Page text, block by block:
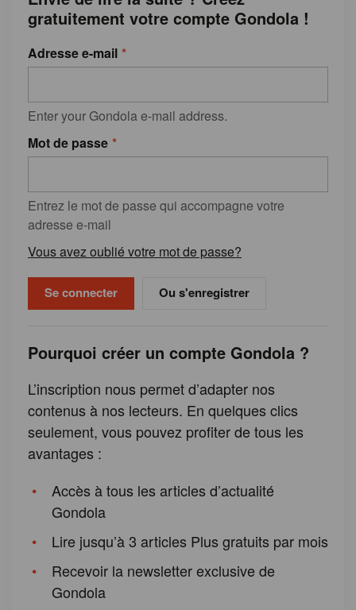
gratuitement votre compte Gondola !
Adresse e-mail
Enter your Gondola e-mail address.
Mot de passe
Entrez le mot de passe qui accompagne votre
adresse e-mail
Vous avez oublié votre mot de passe?
Ou s'enregistrer
Pourquoi créer un compte Gondola ?
L’inscription nous permet d’adapter nos
contenus à nos lecteurs. En quelques clics
seulement, vous pouvez profiter de tous les
avantages :
Accès à tous les articles d’actualité
Gondola
Lire jusqu’à 3 articles Plus gratuits par mois
Recevoir la newsletter exclusive de
Gondola